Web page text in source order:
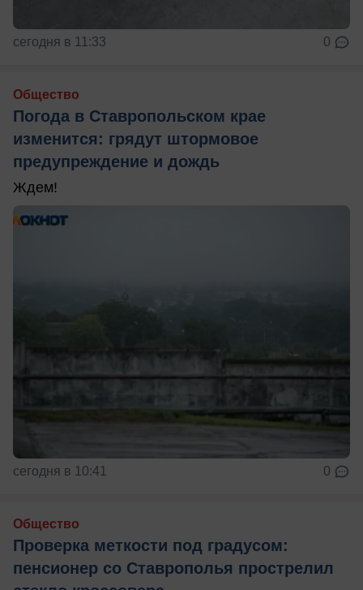
сегодня в 11:33 0
Общество
Погода в Ставропольском крае
изменится: грядут штормовое
предупреждение и дождь
Ждем!
сегодня в 10:41 0
Общество
Проверка меткости под градусом:
пенсионер со Ставрополья прострелил